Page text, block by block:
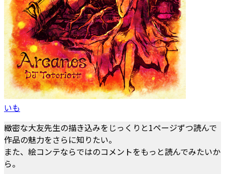
いも
緻密な大友先生の描き込みをじっくりと1ページずつ読んで
作品の魅力をさらに知りたい。
また、絵コンテならではのコメントをもっと読んでみたいか
ら。